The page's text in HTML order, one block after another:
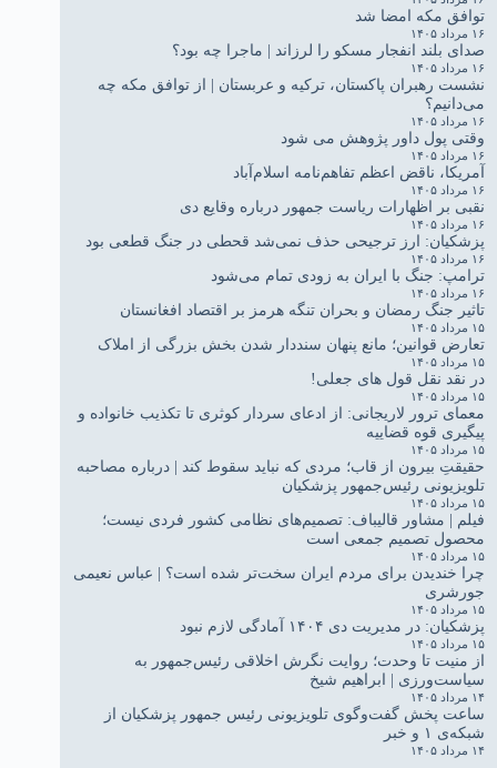
توافق مکه امضا شد
۱۶ مرداد ۱۴۰۵
صدای بلند انفجار مسکو را لرزاند | ماجرا چه بود؟
۱۶ مرداد ۱۴۰۵
نشست رهبران پاکستان، ترکیه و عربستان | از توافق مکه چه
می‌دانیم؟
۱۶ مرداد ۱۴۰۵
وقتی پول داور پژوهش می شود
۱۶ مرداد ۱۴۰۵
آمریکا، ناقض اعظم تفاهم‌نامه اسلام‌آباد
۱۶ مرداد ۱۴۰۵
نقبی بر اظهارات ریاست جمهور درباره وقایع دی
۱۶ مرداد ۱۴۰۵
پزشکیان: ارز ترجیحی حذف نمی‌شد قحطی در جنگ قطعی بود
۱۶ مرداد ۱۴۰۵
ترامپ: جنگ با ایران به زودی تمام می‌شود
۱۶ مرداد ۱۴۰۵
تاثیر جنگ رمضان و بحران تنگه هرمز بر اقتصاد افغانستان
۱۵ مرداد ۱۴۰۵
تعارض قوانین؛ مانع پنهان سنددار شدن بخش بزرگی از املاک
۱۵ مرداد ۱۴۰۵
در نقد نقل قول های جعلی!
۱۵ مرداد ۱۴۰۵
معمای ترور لاریجانی: از ادعای سردار کوثری تا تکذیب خانواده و
پیگیری قوه قضاییه
۱۵ مرداد ۱۴۰۵
حقیقتِ بیرون از قاب؛ مردی که نباید سقوط کند | درباره مصاحبه
تلویزیونی رئیس‌جمهور پزشکیان
۱۵ مرداد ۱۴۰۵
فیلم | مشاور قالیباف: تصمیم‌های نظامی کشور فردی نیست؛
محصول تصمیم جمعی است
۱۵ مرداد ۱۴۰۵
چرا خندیدن برای مردم ایران سخت‌تر شده است؟ | عباس نعیمی
جورشری
۱۵ مرداد ۱۴۰۵
پزشکیان: در مدیریت دی ۱۴۰۴ آمادگی لازم نبود
۱۵ مرداد ۱۴۰۵
از منیت تا وحدت؛ روایت نگرش اخلاقی رئیس‌جمهور به
سیاست‌ورزی | ابراهیم شیخ
۱۴ مرداد ۱۴۰۵
ساعت پخش گفت‌وگوی تلویزیونی رئیس جمهور پزشکیان از
شبکه‌ی ۱ و خبر
۱۴ مرداد ۱۴۰۵